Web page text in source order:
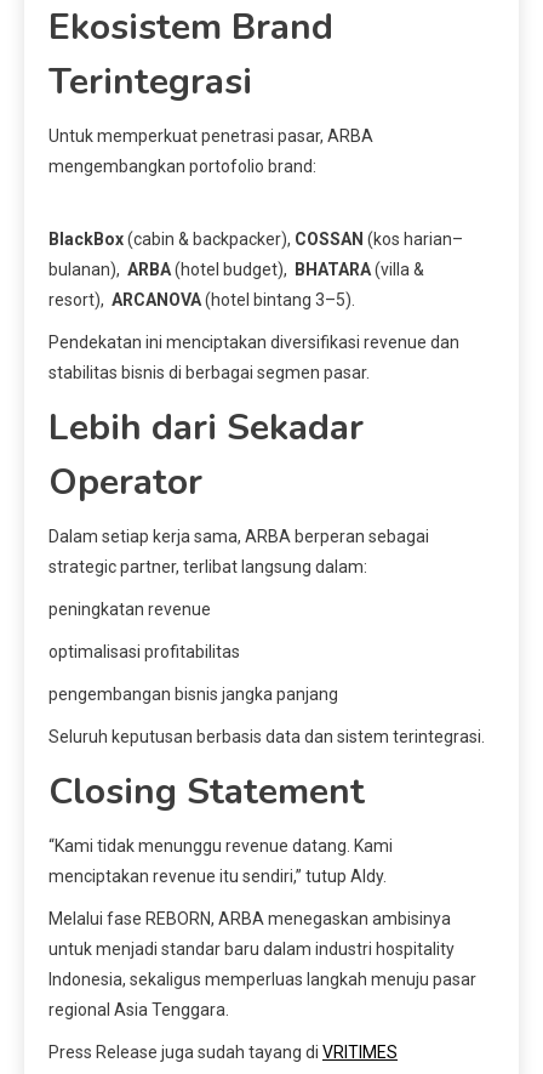
Ekosistem Brand
Terintegrasi
Untuk memperkuat penetrasi pasar, ARBA
mengembangkan portofolio brand:
BlackBox(cabin & backpacker), COSSAN (kos harian–
bulanan), ARBA(hotel budget), BHATARA(villa &
resort), ARCANOVA(hotel bintang 3–5).
Pendekatan ini menciptakan diversifikasi revenue dan
stabilitas bisnis di berbagai segmen pasar.
Lebih dari Sekadar
Operator
Dalam setiap kerja sama, ARBA berperan sebagai
strategic partner, terlibat langsung dalam:
peningkatan revenue
optimalisasi profitabilitas
pengembangan bisnis jangka panjang
Seluruh keputusan berbasis data dan sistem terintegrasi.
Closing Statement
“Kami tidak menunggu revenue datang. Kami
menciptakan revenue itu sendiri,” tutup Aldy.
Melalui fase REBORN, ARBA menegaskan ambisinya
untuk menjadi standar baru dalam industri hospitality
Indonesia, sekaligus memperluas langkah menuju pasar
regional Asia Tenggara.
Press Release juga sudah tayang di VRITIMES